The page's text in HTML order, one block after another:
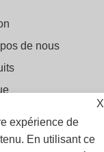
X
expérience de
En utilisant ce
de nous
nous